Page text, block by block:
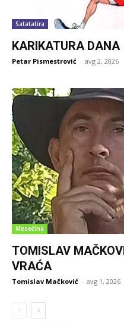
Satatatira
KARIKATURA DANA
Petar Pismestrović - avg 2, 2026
Mesečina
TOMISLAV
VRAĆA
Tomislav Mačković - avg 1, 2026